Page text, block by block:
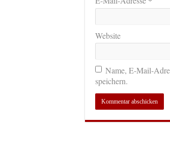
Website
Name, E-Mail-
speichern.